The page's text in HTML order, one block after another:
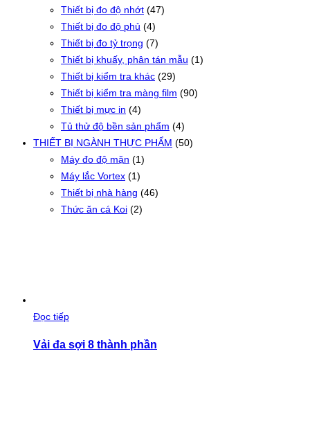
Thiết bị đo độ nhớt (47)
Thiết bị đo độ phủ (4)
Thiết bị đo tỷ trọng (7)
Thiết bị khuấy, phân tán mẫu (1)
Thiết bị kiểm tra khác (29)
Thiết bị kiểm tra màng film (90)
Thiết bị mực in (4)
Tủ thử độ bền sản phẩm (4)
THIẾT BỊ NGÀNH THỰC PHẨM (50)
Máy đo độ mặn (1)
Máy lắc Vortex (1)
Thiết bị nhà hàng (46)
Thức ăn cá Koi (2)
Đọc tiếp
Vải đa sợi 8 thành phần